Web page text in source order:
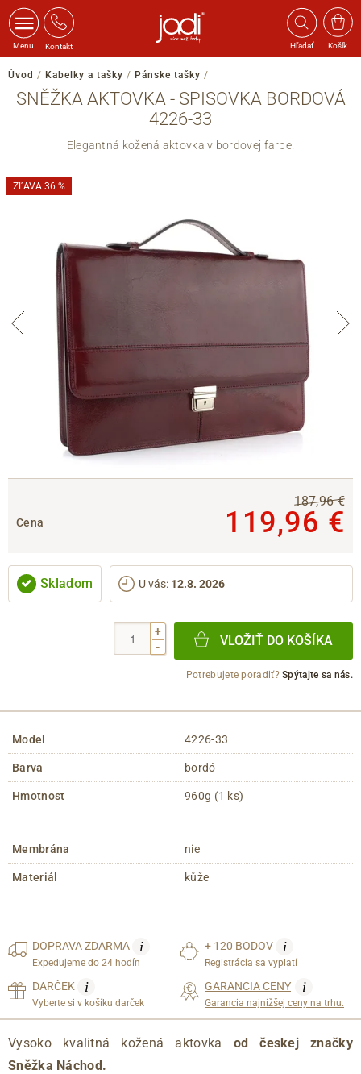
Menu Kontakt Hľadať Košík
Úvod / Kabelky a tašky / Pánske tašky /
SNĚŽKA AKTOVKA - SPISOVKA BORDOVÁ
4226-33
Elegantná kožená aktovka v bordovej farbe.
ZĽAVA 36 %
Cena
187,96 €
119,96 €
Skladom U vás: 12.8. 2026
+
-
VLOŽIŤ DO KOŠÍKA
Potrebujete poradiť?Spýtajte sa nás.
Model 4226-33
Barva bordó
Hmotnost 960g (1 ks)
Membrána nie
Materiál kůže
DOPRAVAZDARMA i
Expedujeme do 24 hodín
+ 120 BODOV i
Registrácia sa vyplatí
DARČEK i
Vyberte si v košíku darček
GARANCIA CENY i
Garancia najnižšej ceny na trhu.
Vysoko kvalitná kožená aktovka od českej značky
Sněžka Náchod.